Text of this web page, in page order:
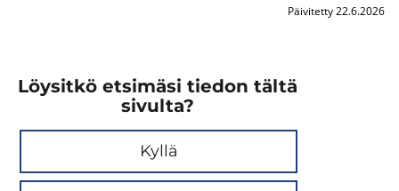
Päivitetty 22.6.2026
Löysitkö etsimäsi tiedon tältä
sivulta?
Kyllä